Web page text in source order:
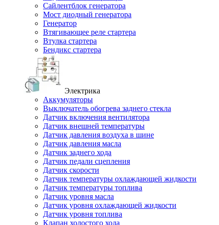
Сайлентблок генератора
Мост диодный генератора
Генератор
Втягивающее реле стартера
Втулка стартера
Бендикс стартера
Электрика
Аккумуляторы
Выключатель обогрева заднего стекла
Датчик включения вентилятора
Датчик внешней температуры
Датчик давления воздуха в шине
Датчик давления масла
Датчик заднего хода
Датчик педали сцепления
Датчик скорости
Датчик температуры охлаждающей жидкости
Датчик температуры топлива
Датчик уровня масла
Датчик уровня охлаждающей жидкости
Датчик уровня топлива
Клапан холостого хода